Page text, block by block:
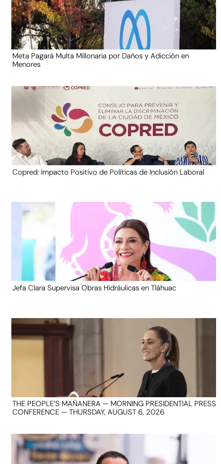
Meta Pagará Multa Millonaria por Daños y Adicción en
Menores
Copred: Impacto Positivo de Políticas de Inclusión Laboral
Jefa Clara Supervisa Obras Hidráulicas en Tláhuac
THE PEOPLE’S MAÑANERA — MORNING PRESIDENTIAL PRESS
CONFERENCE — THURSDAY, AUGUST 6, 2026